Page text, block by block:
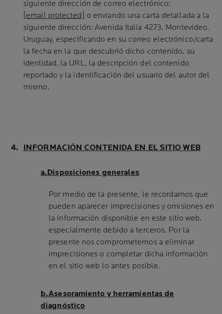
siguiente dirección de correo electrónico:
[email protected]
o enviando una carta detallada a la
siguiente dirección: Avenida Italia 4273, Montevideo,
Uruguay, especificando en su correo electrónico/carta
la fecha en la que descubrió dicho contenido, su
identidad, la URL, la descripción del contenido
reportado y la identificación del usuario del autor del
mismo.
INFORMACIÓN CONTENIDA EN EL SITIO WEB
a.Disposiciones generales
Por medio de la presente, le recordamos que
pueden aparecer imprecisiones y omisiones en
la información disponible en este sitio web,
especialmente debido a terceros. Por la
presente nos comprometemos a eliminar
imprecisiones o completar dicha información
en el sitio web lo antes posible.
b.Asesoramiento y herramientas de
diagnóstico